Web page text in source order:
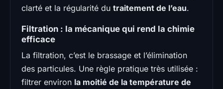
clarté et la régularité du traitement de l’eau.
Filtration : la mécanique qui rend la chimie
efficace
La filtration, c’est le brassage et l’élimination
des particules. Une règle pratique très utilisée :
filtrer environ la moitié de la température de